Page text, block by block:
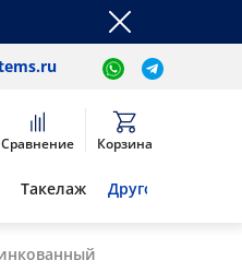
Сравнение Корзина
Такелаж Другое